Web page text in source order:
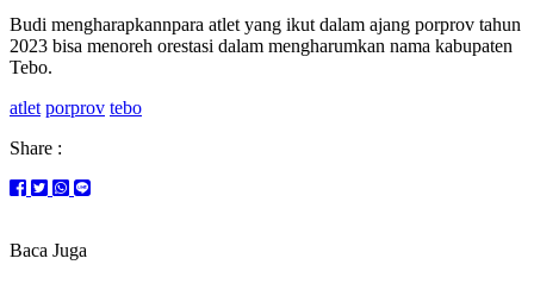
Budi mengharapkannpara atlet yang ikut dalam ajang porprov tahun
2023 bisa menoreh orestasi dalam mengharumkan nama kabupaten
Tebo.
atlet porprov tebo
Share :
Baca Juga